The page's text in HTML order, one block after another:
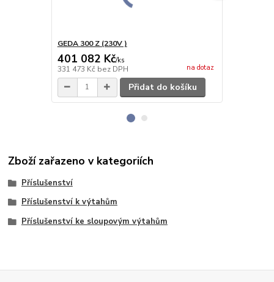
GEDA 300 Z (230V )
401 082 Kč/ks
331 473 Kč bez DPH na dotaz
Přidat do košíku
Zboží zařazeno v kategoriích
Příslušenství
Příslušenství k výtahům
Příslušenství ke sloupovým výtahům